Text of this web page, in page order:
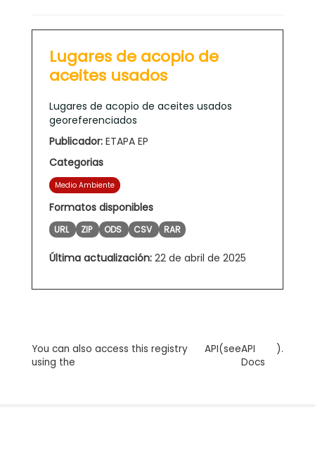
Lugares de acopio de
aceites usados
Lugares de acopio de aceites usados
georeferenciados
Publicador: ETAPA EP
Categorias
Medio Ambiente
Formatos disponibles
URL ZIP ODS CSV RAR
Última actualización: 22 de abril de 2025
You can also access this registry
using the
API(seeAPI
Docs
).